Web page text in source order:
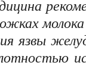
язвы